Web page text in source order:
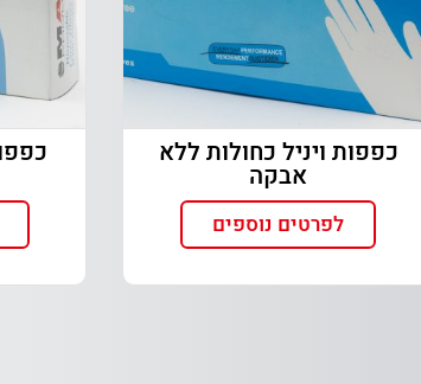
כפפות ויניל כחולות ללא
אבקה
לפרטים נוספים